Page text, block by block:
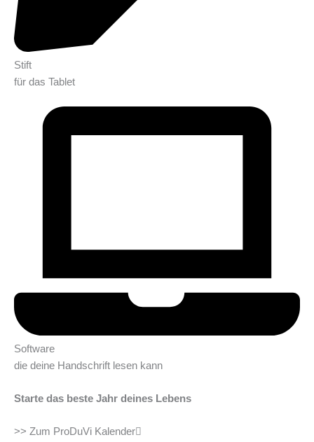
Stift
für das Tablet
Software
die deine Handschrift lesen kann
Starte das beste Jahr deines Lebens
>> Zum ProDuVi Kalender